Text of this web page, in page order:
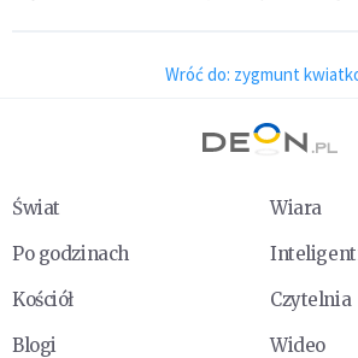
Wróć do: zygmunt
Świat
Wiara
Po godzinach
Kościół
Czytelnia
Blogi
Wideo